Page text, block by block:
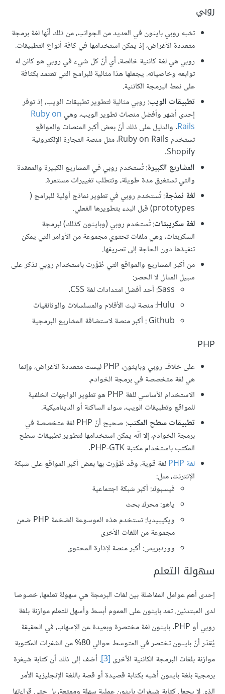
روبي
تشبه روبي بايثون في العديد من الجوانب، من ذلك أنّها لغة برمجة
متعددة الأغراض، إذ يمكن استخدامها في كافة أنواع التطبيقات.
روبي هي لغة كائنية خالصة، أي أنّ كل شيء في روبي هو كائن له
توابعه وخاصياته. يجعلها هذا مثالية للبرامج التي تعتمد بكثافة
على نمط البرمجة الكائنية.
تطبيقات الويب: روبي مثالية لتطوير تطبيقات الويب، إذ توفر
إحدى أشهر وأفضل منصات تطوير الويب، وهي Ruby on
Rails. والدليل على ذلك أنّ بعض أكبر المنصات والمواقع
تستخدم Ruby on Rails، مثل منصة التجارة الإلكترونية
Shopify.
المشاريع الكبيرة: تُستخدم روبي في المشاريع الكبيرة والمعقدة
والتي تستغرق مدة طويلة، وتتطلب تغييرات مستمرة.
لغة نمذجة: تُستخدم روبي في تطوير نماذج أولية للبرامج (
prototypes) قبل البدء بتطويرها الفعلي.
لغة سكريبتات: تُستخدم روبي (وبايثون كذلك) لبرمجة
السكربتات، وهي ملفات تحتوي مجموعة من الأوامر التي يمكن
تنفيذها دون الحاجة إلى تصريفها.
من أكبر المشاريع والمواقع التي طُوِّرت باستخدام روبي نذكر على
سبيل المثال لا الحصر:
Sass: أحد أفضل امتدادات لغة CSS.
Hulu: منصة لبث الأفلام والمسلسلات والوثائقيات
Github : أكبر منصة لاستضافة المشاريع البرمجية
PHP
على خلاف روبي وبايثون، PHP ليست متعددة الأغراض، وإنما
هي لغة متخصصة في برمجة الخوادم.
الاستخدام الأساسي للغة PHP هو تطوير الواجهات الخلفية
للمواقع وتطبيقات الويب، سواء الساكنة أو الديناميكية.
تطبيقات سطح المكتب
: صحيح أنّ PHP لغة متخصصة في
برمجة الخوادم، إلا أنّه يمكن استخدامها لتطوير تطبيقات سطح
المكتب باستخدام مكتبة PHP-GTK.
لغة PHP
لغة قوية، وقد طُوِّرت بها بعض أكبر المواقع على شبكة
الإنترنت، مثل:
فيسبوك: أكبر شبكة اجتماعية
ياهو: محرك بحث
ويكيبيديا: تستخدم هذه الموسوعة الضخمة PHP ضمن
مجموعة من اللغات الأخرى
ووردبريس: أكبر منصة لإدَارة المحتوى
سهولة التعلم
إحدى أهم عوامل المفاضلة بين لغات البرمجة هي سهولة تعلمها، خصوصا
لدى المبتدئين. تعد بايثون على العموم أبسط وأسهل للتعلم موازنة بلغة
روبي أو PHP. بايثون لغة مختصرة وبعيدة عن الإسهاب، في الحقيقة
يُقدّر أنّ بايثون تختصر في المتوسط حوالي 80% من الشفرات المكتوبة
موازنة بلغات البرمجة الكائنية الأخرى [3] . أضف إلى ذلك أن كتابة شيفرة
برمجية بلغة بايثون أشبه بكتابة قصيدة أو قصة باللغة الإنجليزية الأمر